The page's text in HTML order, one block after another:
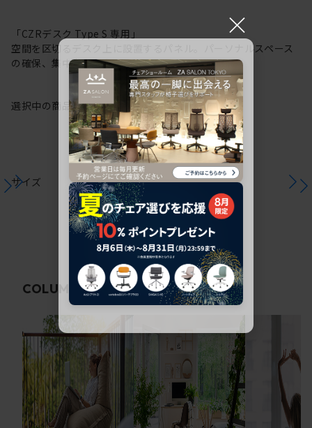
「CZRデスク Type S 専用」
空間を区切るデスク上に設置するパネル。パーソナルスペース
の確保、集中力の向上に。
選択中の商品情報注意事項
サイズ
COLUMN関連コラム
×